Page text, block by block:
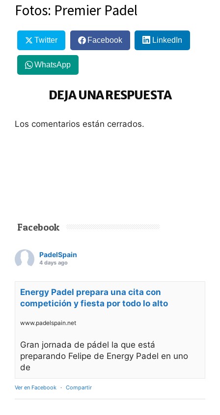
Fotos: Premier Padel
Twitter Facebook LinkedIn
WhatsApp
DEJA UNA RESPUESTA
Los comentarios están cerrados.
Facebook
PadelSpain
4 days ago
Energy Padel prepara una cita con
competición y fiesta por todo lo alto
www.padelspain.net
Gran jornada de pádel la que está
preparando Felipe de Energy Padel en uno
de
Ver en Facebook · Compartir